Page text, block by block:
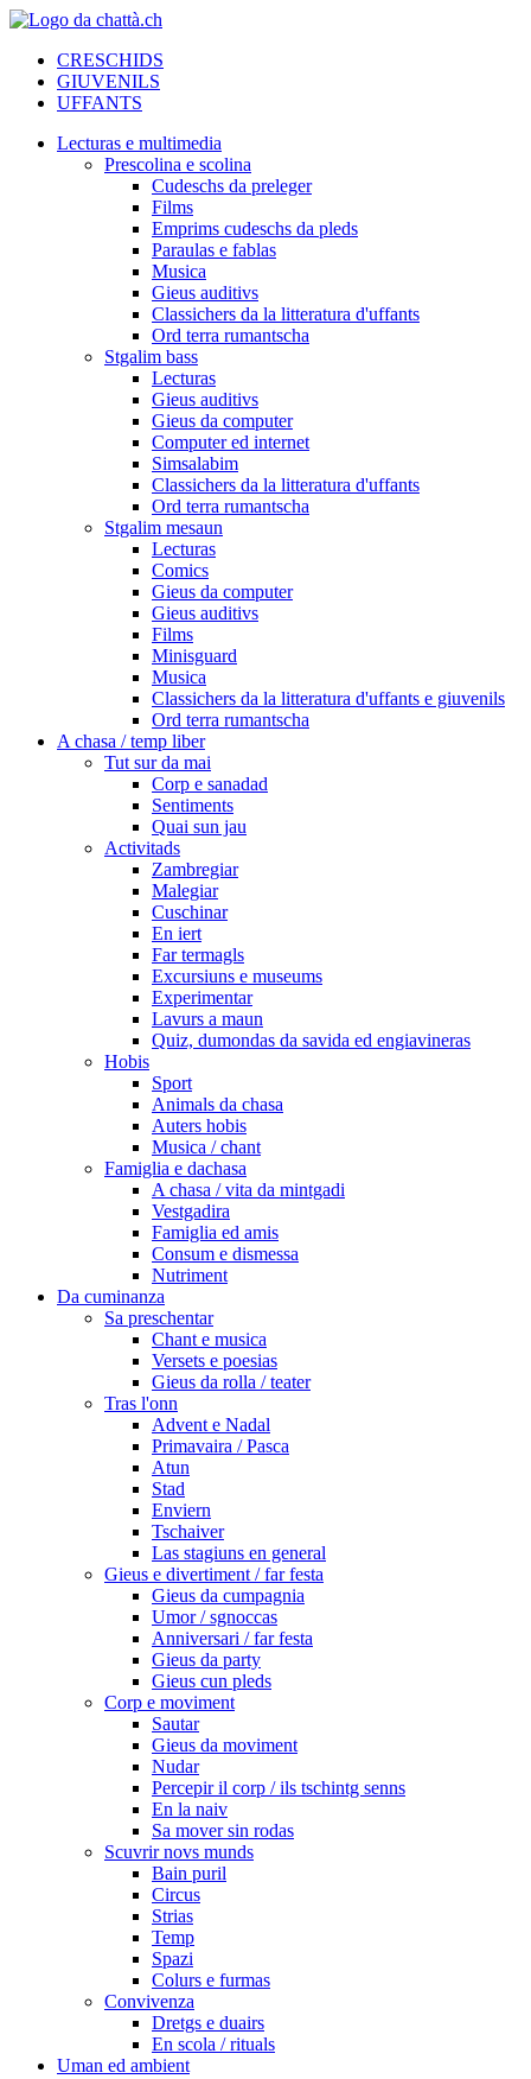
CRESCHIDS
GIUVENILS
UFFANTS
Lecturas e multimedia
Prescolina e scolina
Cudeschs da preleger
Films
Emprims cudeschs da pleds
Paraulas e fablas
Musica
Gieus auditivs
Classichers da la litteratura d'uffants
Ord terra rumantscha
Stgalim bass
Lecturas
Gieus auditivs
Gieus da computer
Computer ed internet
Simsalabim
Classichers da la litteratura d'uffants
Ord terra rumantscha
Stgalim mesaun
Lecturas
Comics
Gieus da computer
Gieus auditivs
Films
Minisguard
Musica
Classichers da la litteratura d'uffants e giuvenils
Ord terra rumantscha
A chasa / temp liber
Tut sur da mai
Corp e sanadad
Sentiments
Quai sun jau
Activitads
Zambregiar
Malegiar
Cuschinar
En iert
Far termagls
Excursiuns e museums
Experimentar
Lavurs a maun
Quiz, dumondas da savida ed engiavineras
Hobis
Sport
Animals da chasa
Auters hobis
Musica / chant
Famiglia e dachasa
A chasa / vita da mintgadi
Vestgadira
Famiglia ed amis
Consum e dismessa
Nutriment
Da cuminanza
Sa preschentar
Chant e musica
Versets e poesias
Gieus da rolla / teater
Tras l'onn
Advent e Nadal
Primavaira / Pasca
Atun
Stad
Enviern
Tschaiver
Las stagiuns en general
Gieus e divertiment / far festa
Gieus da cumpagnia
Umor / sgnoccas
Anniversari / far festa
Gieus da party
Gieus cun pleds
Corp e moviment
Sautar
Gieus da moviment
Nudar
Percepir il corp / ils tschintg senns
En la naiv
Sa mover sin rodas
Scuvrir novs munds
Bain puril
Circus
Strias
Temp
Spazi
Colurs e furmas
Convivenza
Dretgs e duairs
En scola / rituals
Uman ed ambient